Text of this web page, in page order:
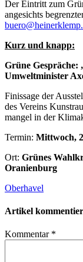
Der Ein­tritt zum
ange­sichts
Kurz und knapp:
Grüne Gesprä­che:
Umwelt­mi­nis­ter
Finis­sage der
des Ver­eins
man­gel in der
Ter­min: Mitt­woch,
Ort: Grü­nes
Oranienburg
Oberhavel
Artikel
Kommentar *